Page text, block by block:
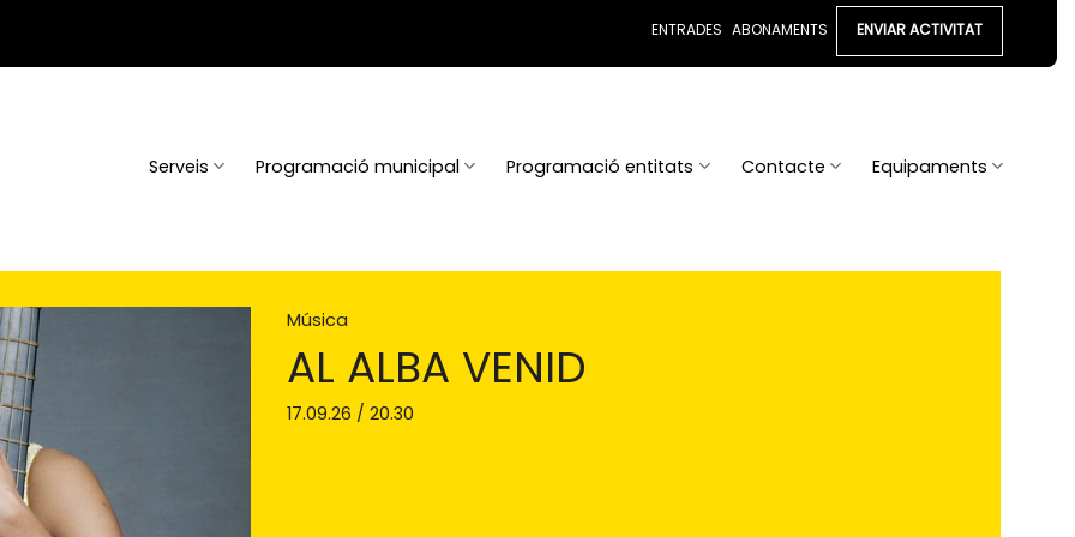
ENTRADES ABONAMENTS ENVIAR ACTIVITAT
Serveis Programació municipal Programació entitats Contacte Equipaments
Música
AL ALBA VENID
17.09.26 / 20.30